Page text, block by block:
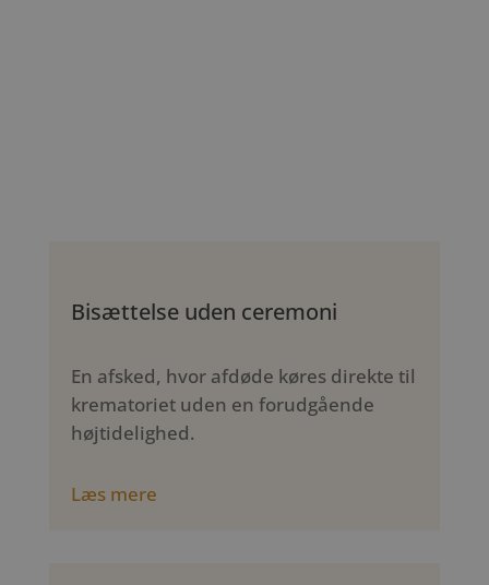
Bisættelse uden ceremoni
En afsked, hvor afdøde køres direkte til
krematoriet uden en forudgående
højtidelighed.
Læs mere